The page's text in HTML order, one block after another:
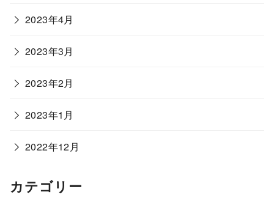
2023年4月
2023年3月
2023年2月
2023年1月
2022年12月
カテゴリー